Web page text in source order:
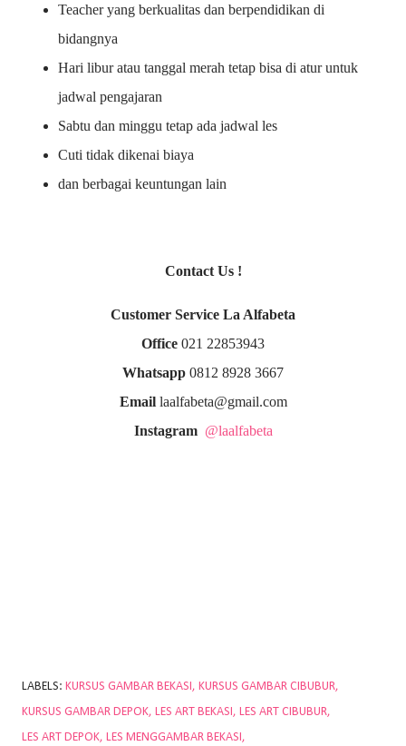
Teacher yang berkualitas dan berpendidikan di
bidangnya
Hari libur atau tanggal merah tetap bisa di atur untuk
jadwal pengajaran
Sabtu dan minggu tetap ada jadwal les
Cuti tidak dikenai biaya
dan berbagai keuntungan lain
Contact Us !
Customer Service La Alfabeta
Office 021 22853943
Whatsapp 0812 8928 3667
Emaillaalfabeta@gmail.com
Instagram @laalfabeta
LABELS: KURSUS GAMBAR BEKASI
KURSUS GAMBAR CIBUBUR
KURSUS GAMBAR DEPOK LES ART BEKASI
LES ART CIBUBUR
LES ART DEPOK LES MENGGAMBAR BEKASI